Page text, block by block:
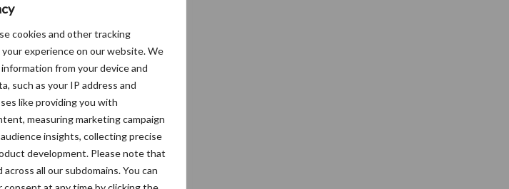
cookies and other tracking
experience on our website. We
from your device and
such as your IP address and
like providing you with
measuring marketing campaign
insights, collecting precise
development. Please note that
all our subdomains. You can
landbouwareaal in